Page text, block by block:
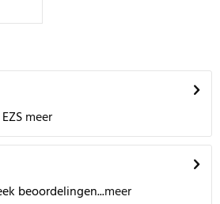
meer
beoordelingen...meer